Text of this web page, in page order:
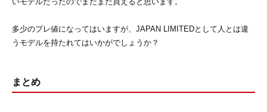
多少のプレ値になってはいますが、JAPAN LIMITEDとして人とは違
うモデルを持たれてはいかがでしょうか？
まとめ